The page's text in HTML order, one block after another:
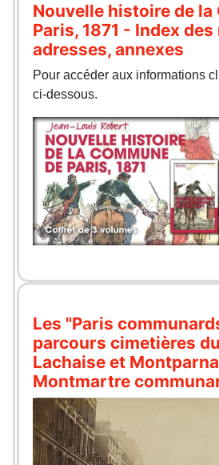
Nouvelle histoire de la
Paris, 1871 - Index
adresses, annexes
Pour accéder aux informations
ci-dessous.
Les "Paris
parcours cimetières
Lachaise et
Montmartre